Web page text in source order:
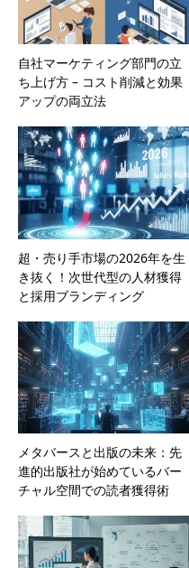
自社マーケティング部門の立
ち上げ方 – コスト削減と効果
アップの両立法
超・売り手市場の2026年を生
き抜く！次世代型の人材獲得
と採用ブランディング
メタバースと出版の未来：先
進的出版社が始めているバー
チャル空間での読者獲得術